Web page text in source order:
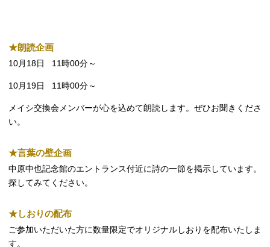
★朗読企画
10月 18日 11時00分～
10月19日 11時00分～
メイシ交換会メンバーが心を込めて朗読します。ぜひお聞きくださ
い。
★言葉の壁企画
中原中也記念館のエントランス付近に詩の一節を掲示しています。
探してみてください。
★しおりの配布
ご参加いただいた⽅に数量限定でオリジナルしおりを配布いたしま
す。